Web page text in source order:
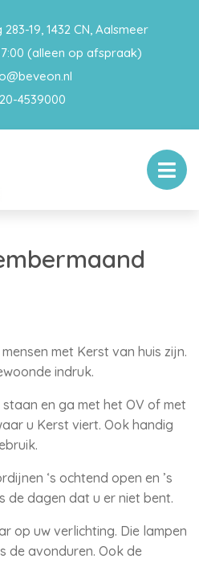
19, 1432 CN, Aalsmeer
(alleen op afspraak)
4539000
met Kerst van huis zijn.
indruk.
en ga met het OV of met
u Kerst viert. Ook handig
‘s ochtend open en ’s
de dagen dat u er niet bent.
op uw verlichting. Die lampen
de avonduren. Ook de